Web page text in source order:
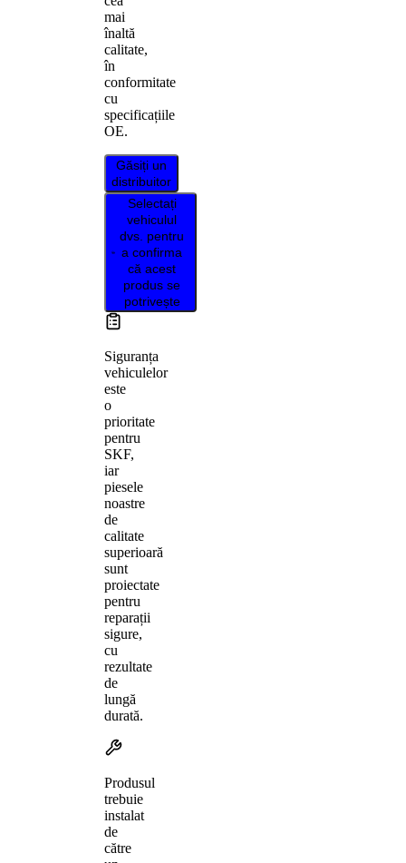
mai
înaltă
calitate,
în
conformitate
cu
specificațiile
OE.
Găsiți un
distribuitor
Selectați
vehiculul
dvs. pentru
a confirma
că acest
produs se
potrivește
Siguranța
vehiculelor
este
o
prioritate
pentru
SKF,
iar
piesele
noastre
de
calitate
superioară
sunt
proiectate
pentru
reparații
sigure,
cu
rezultate
de
lungă
durată.
Produsul
trebuie
instalat
de
către